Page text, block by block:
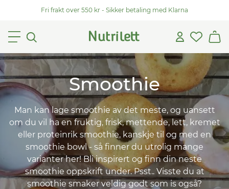
Fri frakt over 550 kr - Sikker betaling med Klarna
Smoothie
Man kan lage smoothie av det meste, og uansett
om du vil ha en fruktig, frisk, mettende, lett, kremet
eller proteinrik smoothie, kanskje til og med en
smoothie bowl - så finner du utrolig mange
varianter her! Bli inspirert og finn din neste
smoothie oppskrift under. Psst.. Visste du at
smoothie smaker veldig godt som is også?